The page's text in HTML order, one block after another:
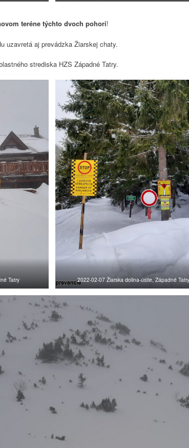
teréne týchto dvoch pohorí!
uzavretá aj prevádzka Žiarskej chaty.
strediska HZS Západné Tatry.
Tatry 2022-02-07 Žiarska dolina-ústie, Západné Tatry